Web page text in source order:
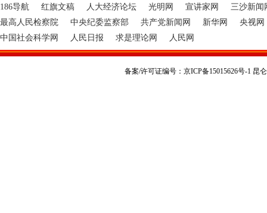
186导航 红旗文稿 人大经济论坛 光明网 宣讲家网
三沙新闻
最高人民检察院
中央纪委监察部 共产党新闻网 新华网
央视网
中国社会科学网
人民日报 求是理论网 人民网
备案/许可证编号：京ICP备15015626号-1 昆